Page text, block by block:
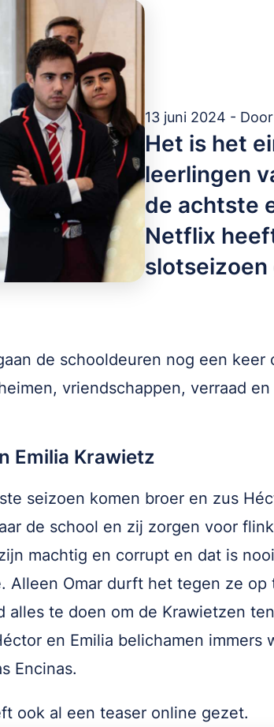
13 juni 2024 - Door
Het is het
leerlingen
de achtste
Netflix
de schooldeuren nog een keer
vriendschappen, verraad
Emilia Krawietz
seizoen komen broer en zus
de school en zij zorgen voor
machtig en corrupt en dat is
Alleen Omar durft het tegen ze op
alles te doen om de Krawietzen
en Emilia belichamen immers
Encinas.
ook al een teaser online gezet.